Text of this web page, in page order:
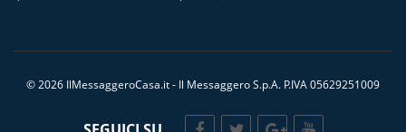
© 2026 IlMessaggeroCasa.it - Il Messaggero S.p.A. P.IVA 05629251009